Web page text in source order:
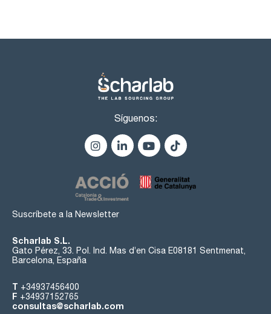
Síguenos:
Suscríbete a la Newsletter
Scharlab S.L.
Gato Pérez, 33. Pol. Ind. Mas d’en Cisa E08181 Sentmenat,
Barcelona, España
T +34937456400
F +34937152765
consultas@scharlab.com